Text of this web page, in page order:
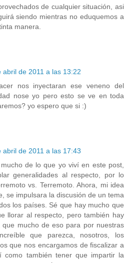
de cualquier situación, asi
siendo mientras no eduquemos a
manera.
abril de 2011 a las 13:22
nos inyectaran ese veneno del
nose yo pero esto se ve en toda
yo espero que si :)
abril de 2011 a las 17:43
de lo que yo viví en este post,
generalidades al respecto, por lo
vs. Terremoto. Ahora, mi idea
se impulsara la discusión de un tema
los países. Sé que hay mucho que
llorar al respecto, pero también hay
mucho de eso para por nuestras
que parezca, nosotros, los
que nos encargamos de fiscalizar a
como también tener que impartir la